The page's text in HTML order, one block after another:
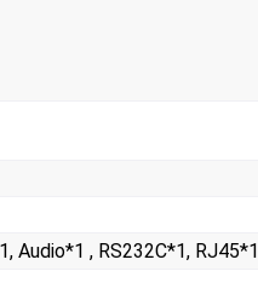
Audio*1 , RS232С*1, RJ45*1